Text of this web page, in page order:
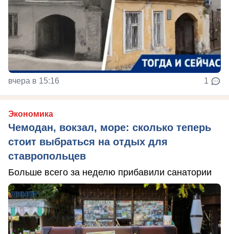
вчера в 15:16 1
Экономика
Чемодан, вокзал, море: сколько теперь
стоит выбраться на отдых для
ставропольцев
Больше всего за неделю прибавили санатории